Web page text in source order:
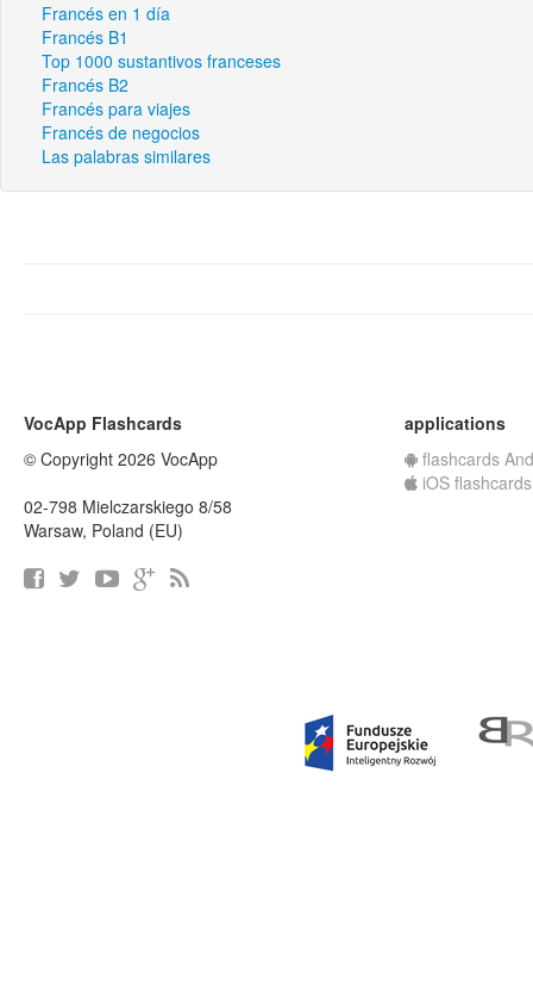
Francés en 1 día
Francés B1
Top 1000 sustantivos franceses
Francés B2
Francés para viajes
Francés de negocios
Las palabras similares
VocApp Flashcards
© Copyright 2026 VocApp
02-798 Mielczarskiego 8/58
Warsaw, Poland (EU)
applications
flashcards
iOS flashcards